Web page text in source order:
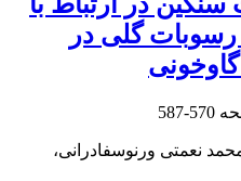
رسوبات گلی در
570-587
نعمتی ورنوسفادرانی،